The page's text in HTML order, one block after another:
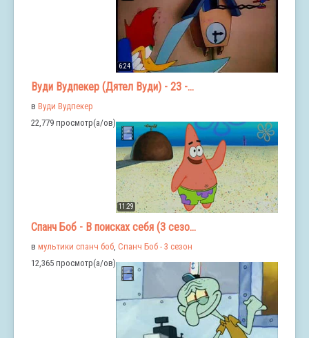
6:24
Вуди Вудпекер (Дятел Вуди) - 23 -...
в Вуди Вудпекер
22,779 просмотр(а/ов)
11:29
Спанч Боб - В поисках себя (3 сезо...
в мультики спанч боб, Спанч Боб - 3 сезон
12,365 просмотр(а/ов)